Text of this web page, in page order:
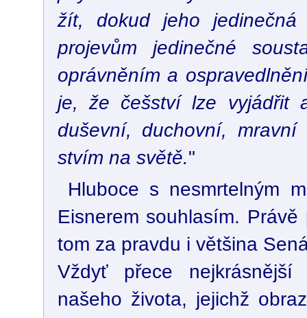
žít, dokud jeho jedinečná
projevům jedinečné
oprávněním a
je, že češství lze vyjádřit
duševní, duchovní,
stvím na světě."
Hluboce s nesmrtelným
Eisnerem souhlasím.
tom za pravdu i většina
Vždyť přece
našeho života, jejichž